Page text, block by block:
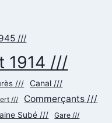
///
1914 ///
/// Canal ///
/// Commerçants ///
Subé /// Gare ///